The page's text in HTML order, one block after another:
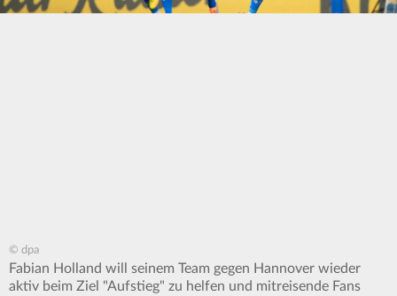
© dpa
Fabian Holland will seinem Team gegen Hannover wieder
aktiv beim Ziel "Aufstieg" zu helfen und mitreisende Fans